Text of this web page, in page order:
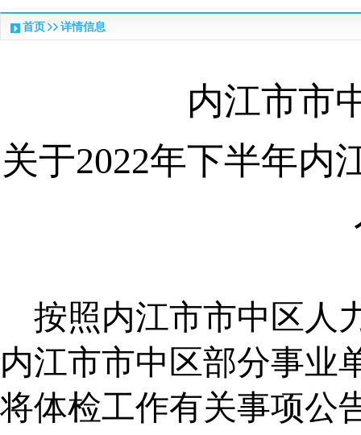
首页 详情信息
内江市市
关于2022年下半年内
按照内江市市中区人
内江市市中区部分事业
将体检工作有关事项公